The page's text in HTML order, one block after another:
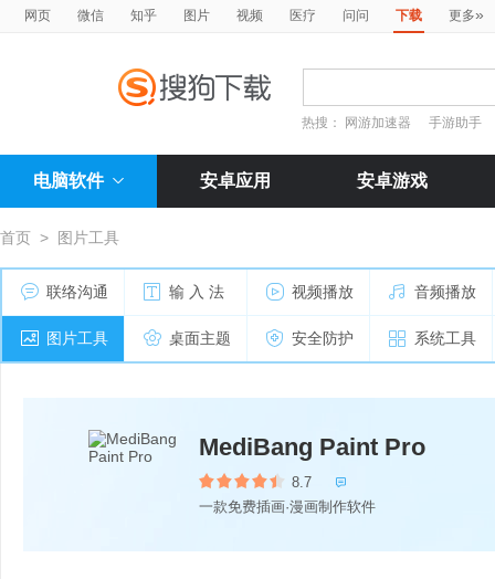
网页 微信 知乎 图片 视频 医疗 问问 下载 更多»
热搜： 网游加速器 手游助手
电脑软件 安卓应用 安卓游戏
首页 > 图片工具
联络沟通 输 入 法 视频播放 音频播放
图片工具 桌面主题 安全防护 系统工具
MediBang Paint Pro
8.7 
一款免费插画·漫画制作软件